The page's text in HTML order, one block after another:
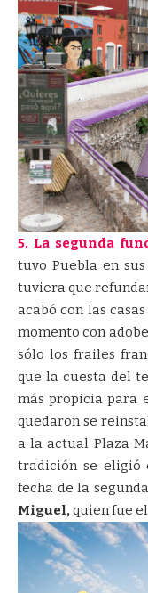
5. La segunda
tuvo Puebla en
tuviera que
acabó con las
momento con
sólo los frailes
que la cuesta del
más propicia para
quedaron se
a la actual Plaza
tradición se eligió
fecha de la
Miguel,quien fue